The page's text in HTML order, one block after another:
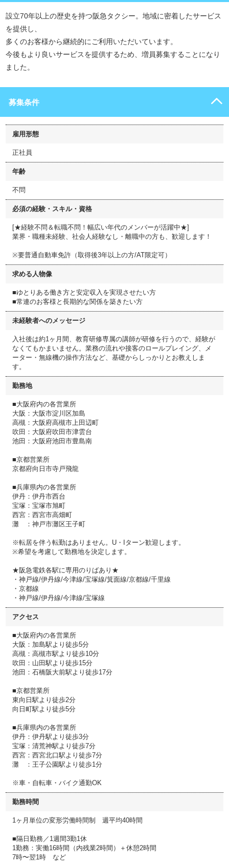
設立70年以上の歴史を持つ阪急タクシー。地域に密着したサービス
を提供し、
多くのお客様から継続的にご利用いただいています。
今後もより良いサービスを提供するため、増員募集することになり
ました。
募集条件
雇用形態
正社員
年齢
不問
必須の経験・スキル・資格
[★経験不問＆転職不問！幅広い年代のメンバーが活躍中★]
業界・職種未経験、社会人経験なし・離職中の方も、歓迎します！
※要普通自動車免許（取得後3年以上の方/AT限定可）
求める人物像
■ゆとりある働き方と安定収入を実現させたい方
■常連のお客様と長期的な関係を築きたい方
未経験者へのメッセージ
入社後は約1ヶ月間、教育研修専属の講師が研修を行うので、経験が
なくてもかまいません。業務の流れや接客のロールプレイング、メ
ーター・無線機の操作方法など、基礎からしっかりとお教えしま
す。
勤務地
■大阪府内の各営業所
大阪：大阪市淀川区加島
高槻：大阪府高槻市上田辺町
吹田：大阪府吹田市津雲台
池田：大阪府池田市豊島南
■京都営業所
京都府向日市寺戸飛龍
■兵庫県内の各営業所
伊丹：伊丹市西台
宝塚：宝塚市旭町
西宮：西宮市高畑町
灘 ：神戸市灘区王子町
※転居を伴う転勤はありません。U・Iターン歓迎します。
※希望を考慮して勤務地を決定します。
★阪急電鉄各駅に専用のりばあり★
・神戸線/伊丹線/今津線/宝塚線/箕面線/京都線/千里線
・京都線
・神戸線/伊丹線/今津線/宝塚線
アクセス
■大阪府内の各営業所
大阪：加島駅より徒歩5分
高槻：高槻市駅より徒歩10分
吹田：山田駅より徒歩15分
池田：石橋阪大前駅より徒歩17分
■京都営業所
東向日駅より徒歩2分
向日町駅より徒歩5分
■兵庫県内の各営業所
伊丹：伊丹駅より徒歩3分
宝塚：清荒神駅より徒歩7分
西宮：西宮北口駅より徒歩7分
灘 ：王子公園駅より徒歩1分
※車・自転車・バイク通勤OK
勤務時間
1ヶ月単位の変形労働時間制 週平均40時間
■隔日勤務／1週間3勤1休
1勤務：実働16時間（内残業2時間）＋休憩2時間
7時〜翌1時 など